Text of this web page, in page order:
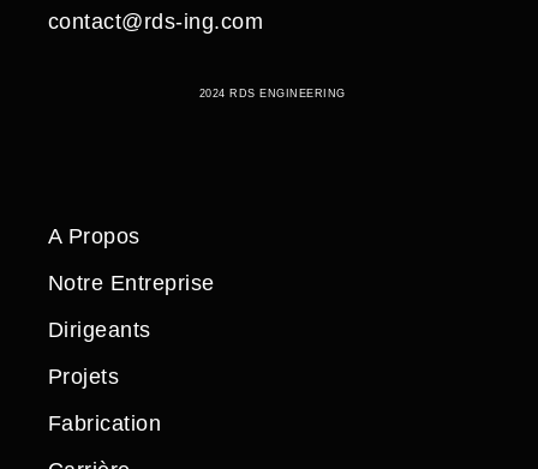
contact@rds-ing.com
2024 RDS ENGINEERING
A Propos
Notre Entreprise
Dirigeants
Projets
Fabrication